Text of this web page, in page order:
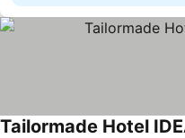
Tailormade Hotel